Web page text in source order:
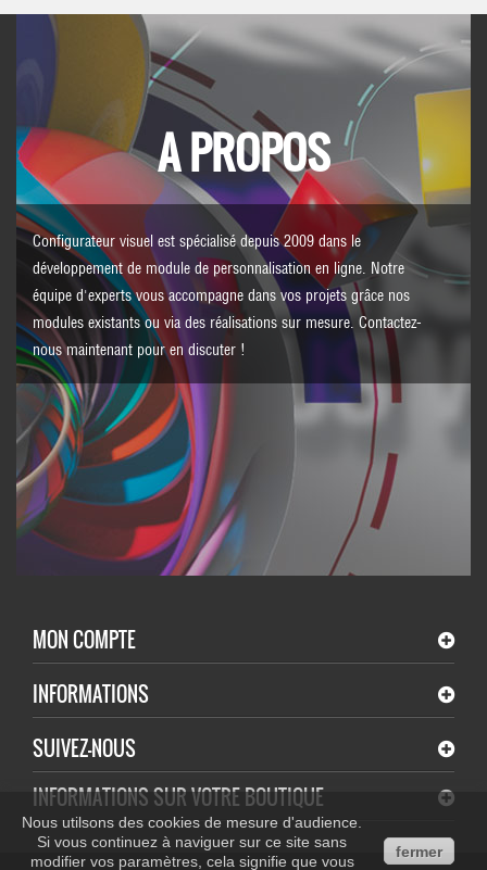
Nous utilsons des cookies de mesure d'audience.
Si vous continuez à naviguer sur ce site sans
modifier vos paramètres, cela signifie que vous
fermer
A PROPOS
Configurateur visuel est spécialisé depuis 2009 dans le
développement de module de personnalisation en ligne. Notre
équipe d'experts vous accompagne dans vos projets grâce nos
modules existants ou via des réalisations sur mesure. Contactez-
nousmaintenant pour en discuter !
MON COMPTE
INFORMATIONS
SUIVEZ-NOUS
INFORMATIONS SUR VOTRE BOUTIQUE